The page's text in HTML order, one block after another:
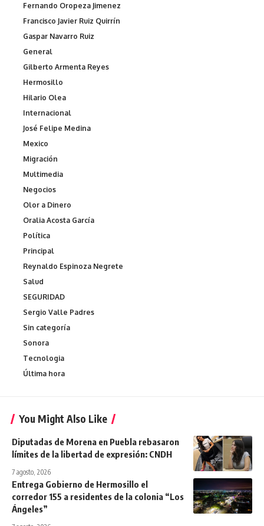
Fernando Oropeza Jimenez
Francisco Javier Ruiz Quirrín
Gaspar Navarro Ruiz
General
Gilberto Armenta Reyes
Hermosillo
Hilario Olea
Internacional
José Felipe Medina
Mexico
Migración
Multimedia
Negocios
Olor a Dinero
Oralia Acosta García
Política
Principal
Reynaldo Espinoza Negrete
Salud
SEGURIDAD
Sergio Valle Padres
Sin categoría
Sonora
Tecnologia
Última hora
You Might Also Like
Diputadas de Morena en Puebla rebasaron
límites de la libertad de expresión: CNDH
7 agosto, 2026
Entrega Gobierno de Hermosillo el
corredor 155 a residentes de la colonia “Los
Ángeles”